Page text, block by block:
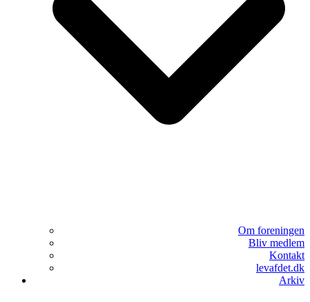
Om foreningen
Bliv medlem
Kontakt
levafdet.dk
Arkiv